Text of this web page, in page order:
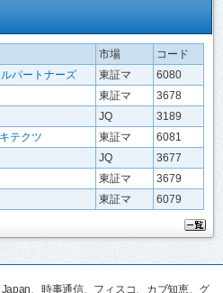
市場
コード
パートナーズ 東証マ
6080
東証マ
3678
JQ
3189
テクツ 東証マ
6081
JQ
3677
東証マ
3679
東証マ 6079
、時事通信、フィスコ、カブ知恵、グ